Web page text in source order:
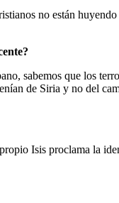
no están
sabemos que los
de Siria y no del
Isis proclama la